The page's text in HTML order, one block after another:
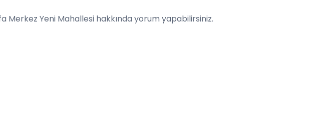
Merkez Yeni Mahallesi hakkında yorum yapabilirsiniz.